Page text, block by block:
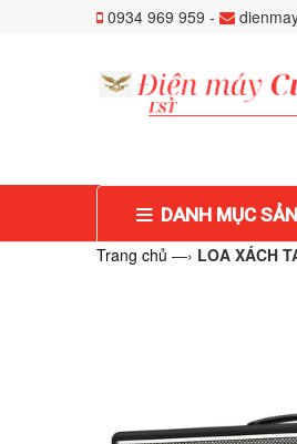
0934 969 959 -
DANH MỤC
Trang chủ —› LOA XÁCH